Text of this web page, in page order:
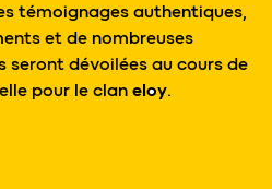
témoignages authentiques,
et de nombreuses
dévoilées au cours de
pour le clan eloy.